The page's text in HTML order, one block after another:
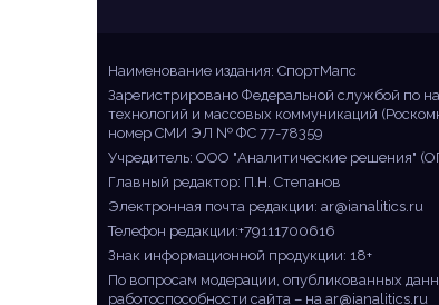
Наименование издания: СпортМапс
Зарегистрировано Федеральной службой по
технологий и массовых коммуникаций
номер СМИ ЭЛ № ФС 77-78359
Учредитель: ООО "Аналитические решения"
Главный редактор: П.Н. Степанов
Электронная почта редакции: ar@ianalitics.ru
Телефон редакции:+79111700616
Знак информационной продукции: 18+
По вопросам модерации, опубликованных
работоспособности сайта – на ar@ianalitics.ru